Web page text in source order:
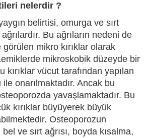
nelerdir ?
belirtisi, omurga ve sırt
Bu ağrıların nedeni de
mikro kırıklar olarak
mikroskobik düzeyde bir
kırıklar vücut tarafından yapılan
onarılmaktadır. Ancak bu
yavaşlamaktadır. Bu
kırıklar büyüyerek büyük
Osteoporozun
ve sırt ağrısı, boyda kısalma,